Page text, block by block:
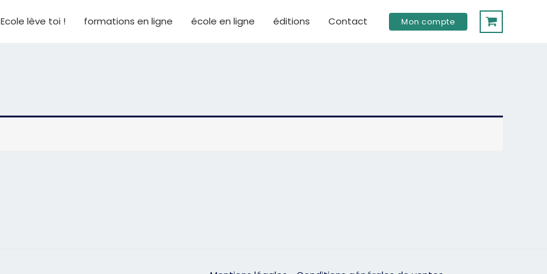
Ecole lève toi ! formations en ligne école en ligne éditions Contact Mon compte